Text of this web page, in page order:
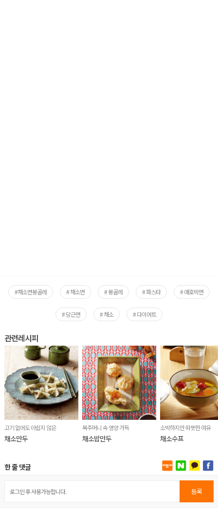
#채소면봉골레 # 채소면 # 봉골레 # 파스타 # 애호박면
# 당근면 # 채소 # 다이어트
관련레시피
고기 없어도 아쉽지 않은
채소만두
복주머니 속 영양 가득
채소밥만두
소박하지만 따뜻한 여유
채소수프
한 줄 댓글
등록